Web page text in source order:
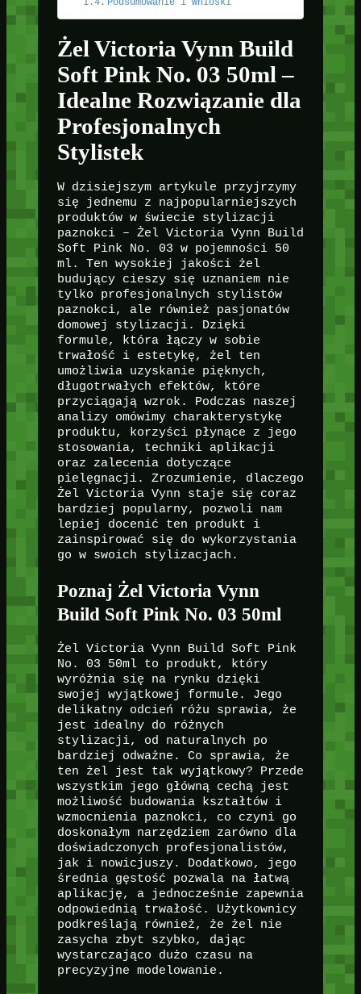
Podsumowanie i Wnioski
Żel Victoria Vynn Build
Soft Pink No. 03 50ml –
Idealne Rozwiązanie dla
Profesjonalnych
Stylistek
W dzisiejszym artykule przyjrzymy
się jednemu z najpopularniejszych
produktów w świecie stylizacji
paznokci – Żel Victoria Vynn Build
Soft Pink No. 03 w pojemności 50
ml. Ten wysokiej jakości żel
budujący cieszy się uznaniem nie
tylko profesjonalnych stylistów
paznokci, ale również pasjonatów
domowej stylizacji. Dzięki
formule, która łączy w sobie
trwałość i estetykę, żel ten
umożliwia uzyskanie pięknych,
długotrwałych efektów, które
przyciągają wzrok. Podczas naszej
analizy omówimy charakterystykę
produktu, korzyści płynące z jego
stosowania, techniki aplikacji
oraz zalecenia dotyczące
pielęgnacji. Zrozumienie, dlaczego
Żel Victoria Vynn staje się coraz
bardziej popularny, pozwoli nam
lepiej docenić ten produkt i
zainspirować się do wykorzystania
go w swoich stylizacjach.
Poznaj Żel Victoria Vynn
Build Soft Pink No. 03 50ml
Żel Victoria Vynn Build Soft Pink
No. 03 50ml to produkt, który
wyróżnia się na rynku dzięki
swojej wyjątkowej formule. Jego
delikatny odcień różu sprawia, że
jest idealny do różnych
stylizacji, od naturalnych po
bardziej odważne. Co sprawia, że
ten żel jest tak wyjątkowy? Przede
wszystkim jego główną cechą jest
możliwość budowania kształtów i
wzmocnienia paznokci, co czyni go
doskonałym narzędziem zarówno dla
doświadczonych profesjonalistów,
jak i nowicjuszy. Dodatkowo, jego
średnia gęstość pozwala na łatwą
aplikację, a jednocześnie zapewnia
odpowiednią trwałość. Użytkownicy
podkreślają również, że żel nie
zasycha zbyt szybko, dając
wystarczająco dużo czasu na
precyzyjne modelowanie.